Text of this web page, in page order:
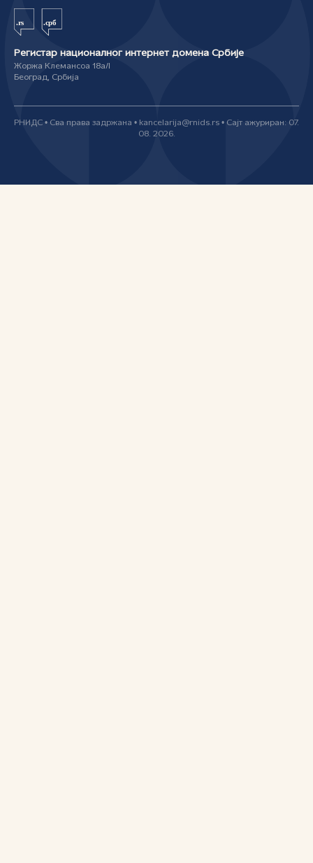
Регистар националног интернет домена Србије
Жоржа Клемансоа 18а/I
Београд, Србија
РНИДС • Сва права задржана • kancelarija@rnids.rs • Сајт ажуриран: 07.
08. 2026.